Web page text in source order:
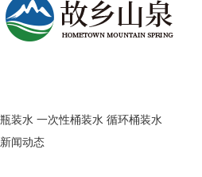
瓶装水 一次性桶装水 循环桶装水
新闻动态